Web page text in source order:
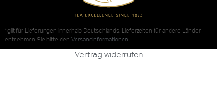
*gilt für Lieferungen innerhalb Deutschlands, Lieferzeiten für andere Länder
entnehmen Sie bitte den Versandinformationen
Vertrag widerrufen